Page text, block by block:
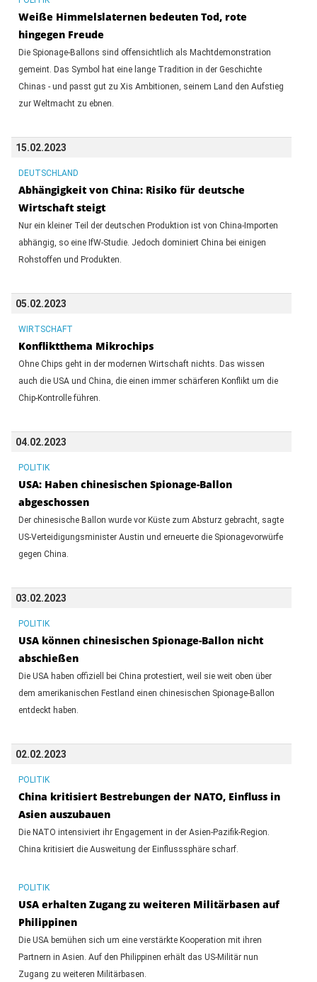
Weiße Himmelslaternen bedeuten Tod, rote
hingegen Freude
Die Spionage-Ballons sind offensichtlich als Machtdemonstration
gemeint. Das Symbol hat eine lange Tradition in der Geschichte
Chinas - und passt gut zu Xis Ambitionen, seinem Land den Aufstieg
zur Weltmacht zu ebnen.
15.02.2023
DEUTSCHLAND
Abhängigkeit von China: Risiko für deutsche
Wirtschaft steigt
Nur ein kleiner Teil der deutschen Produktion ist von China-Importen
abhängig, so eine IfW-Studie. Jedoch dominiert China bei einigen
Rohstoffen und Produkten.
05.02.2023
WIRTSCHAFT
Konfliktthema Mikrochips
Ohne Chips geht in der modernen Wirtschaft nichts. Das wissen
auch die USA und China, die einen immer schärferen Konflikt um die
Chip-Kontrolle führen.
04.02.2023
POLITIK
USA: Haben chinesischen Spionage-Ballon
abgeschossen
Der chinesische Ballon wurde vor Küste zum Absturz gebracht, sagte
US-Verteidigungsminister Austin und erneuerte die Spionagevorwürfe
gegen China.
03.02.2023
POLITIK
USA können chinesischen Spionage-Ballon nicht
abschießen
Die USA haben offiziell bei China protestiert, weil sie weit oben über
dem amerikanischen Festland einen chinesischen Spionage-Ballon
entdeckt haben.
02.02.2023
POLITIK
China kritisiert Bestrebungen der NATO, Einfluss in
Asien auszubauen
Die NATO intensiviert ihr Engagement in der Asien-Pazifik-Region.
China kritisiert die Ausweitung der Einflusssphäre scharf.
POLITIK
USA erhalten Zugang zu weiteren Militärbasen auf
Philippinen
Die USA bemühen sich um eine verstärkte Kooperation mit ihren
Partnern in Asien. Auf den Philippinen erhält das US-Militär nun
Zugang zu weiteren Militärbasen.